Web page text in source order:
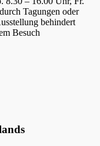
Tagungen oder
behindert
Besuch